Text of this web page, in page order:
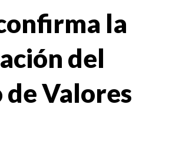
la
del
de Valores